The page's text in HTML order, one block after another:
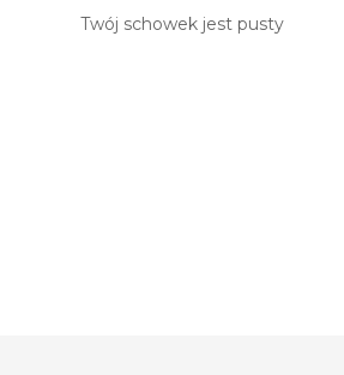
Twój schowek jest pusty